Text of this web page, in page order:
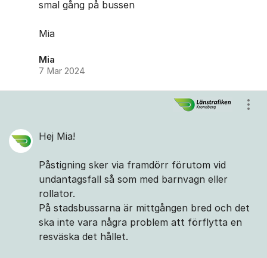
smal gång på bussen
Mia
Mia
7 Mar 2024
Hej Mia!
Påstigning sker via framdörr förutom vid
undantagsfall så som med barnvagn eller
rollator.
På stadsbussarna är mittgången bred och det
ska inte vara några problem att förflytta en
resväska det hållet.